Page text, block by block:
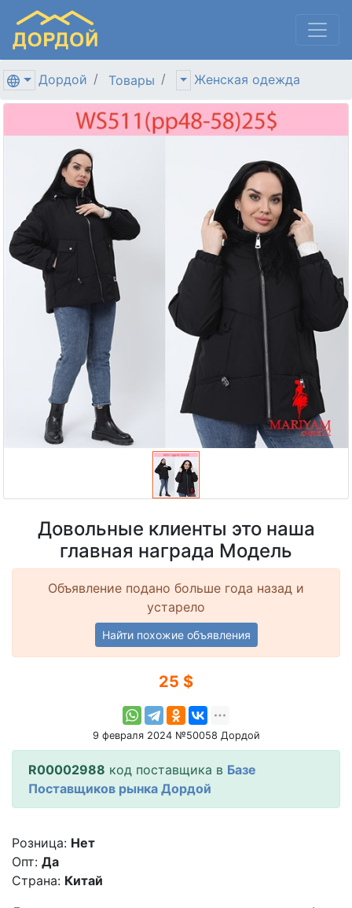
Дордой Товары Женская одежда
Довольные клиенты это наша
главная награда Модель
Объявление подано больше года назад и
устарело
Найти похожие объявления
25 $
9 февраля 2024 №50058 Дордой
R00002988 код поставщика в Базе
Поставщиков рынка Дордой
Розница: Нет
Опт: Да
Страна: Китай